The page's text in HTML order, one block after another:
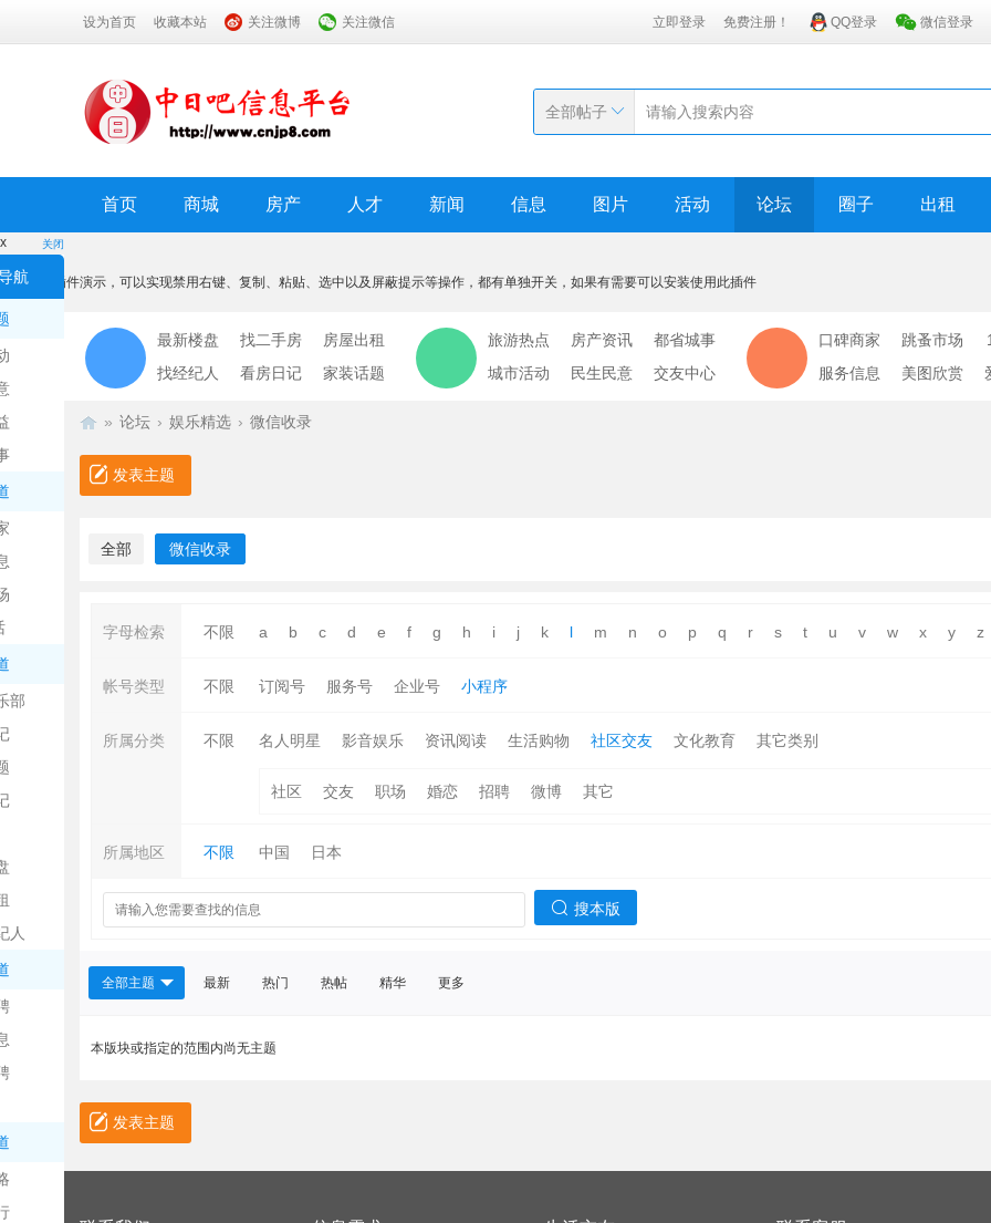
设为首页 收藏本站 关注微博 关注微信 立即登录 免费注册！ QQ登录 微信登录
全部帖子
首页 商城 房产 人才 新闻 信息 图片 活动 论坛 圈子 出租
关闭
航
部
人
x
本功能为插件演示，可以实现禁用右键、复制、粘贴、选中以及屏蔽提示等操作，都有单独开关，如果有需要可以安装使用此插件
我知道了
最新楼盘 找二手房
房屋出租
找经纪人
看房日记 家装话题
旅游热点 房产资讯
都省城事
城市活动
民生民意 交友中心
口碑商家 跳蚤市场
服务信息
美图欣赏
» 论坛 › 娱乐精选 › 微信收录
发表主题
全部 微信收录
字母检索 不限 a b c d e f g h i j k l m n o p q r s t u v w x y z
帐号类型 不限 订阅号 服务号 企业号 小程序
所属分类 不限 名人明星 影音娱乐 资讯阅读 生活购物 社区交友 文化教育 其它类别
社区 交友 职场 婚恋 招聘 微博 其它
所属地区 不限 中国 日本
搜本版
全部主题 最新 热门 热帖 精华 更多
本版块或指定的范围内尚无主题
发表主题